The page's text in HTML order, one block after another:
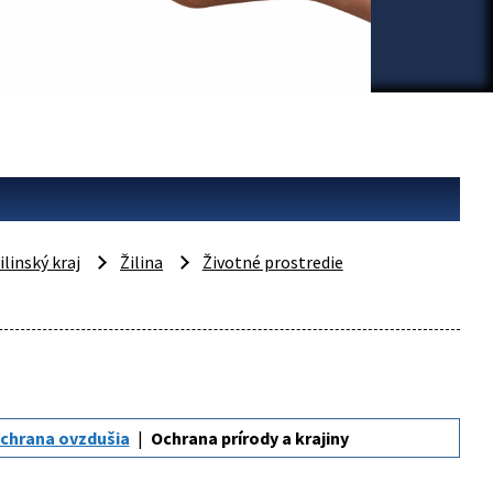
kraj Žilina
Životné prostredie
ovzdušia Ochrana prírody a krajiny